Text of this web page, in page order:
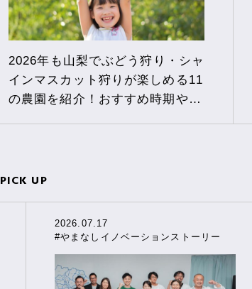
2026年も山梨でぶどう狩り・シャ
インマスカット狩りが楽しめる11
の農園を紹介！おすすめ時期や選
PICK UP
2026.07.17
#やまなしイノベーションストーリー